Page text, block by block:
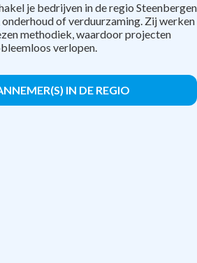
je bedrijven in de regio Steenbergen
of verduurzaming. Zij werken
methodiek, waardoor projecten
verlopen.
IN DE REGIO